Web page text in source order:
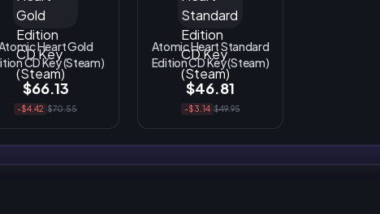
Heart Gold
CD Key (Steam)
$66.13
-$4.42 $70.55
Atomic Heart Standard
Edition CD Key (Steam)
$46.81
-$3.14 $49.95